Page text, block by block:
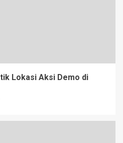
Lokasi Aksi Demo di